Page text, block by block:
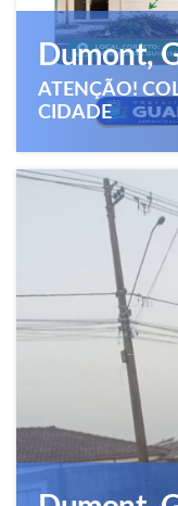
Dumont,
ATENÇÃO!
CIDADE